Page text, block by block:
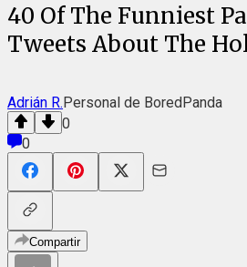
40 Of The Funniest
Tweets About The
Adrián R.Personal de BoredPanda
0
0
Compartir